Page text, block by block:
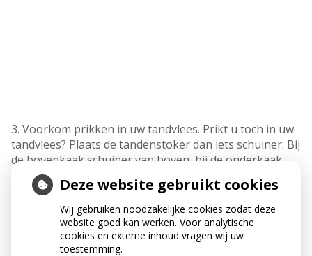
3. Voorkom prikken in uw tandvlees. Prikt u toch in uw
tandvlees? Plaats de tandenstoker dan iets schuiner. Bij
de bovenkaak schuiner van boven, bij de onderkaak
schuiner van onderen.
Deze website gebruikt cookies
Wij gebruiken noodzakelijke cookies zodat deze
website goed kan werken. Voor analytische
cookies en externe inhoud vragen wij uw
toestemming.